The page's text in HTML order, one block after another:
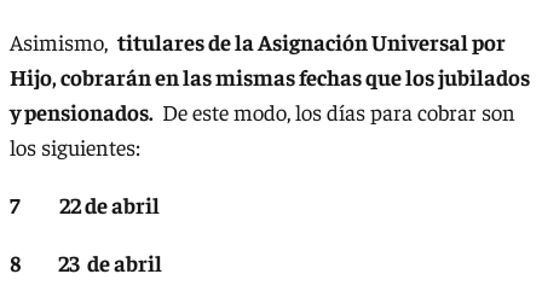
Asimismo, titulares de la Asignación Universal por
Hijo, cobrarán en las mismas fechas que los jubilados
y pensionados. De este modo, los días para cobrar son
los siguientes:
7 22 de abril
8 23 de abril